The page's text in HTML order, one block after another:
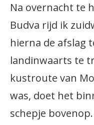
Na overnacht te
Budva rijd ik
hierna de afslag
landinwaarts te
kustroute van
was, doet het
schepje